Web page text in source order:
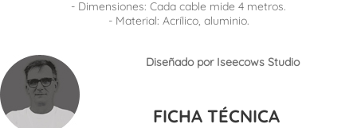
- Dimensiones: Cada cable mide 4 metros.
- Material: Acrílico, aluminio.
Diseñado por Iseecows Studio
FICHA TÉCNICA